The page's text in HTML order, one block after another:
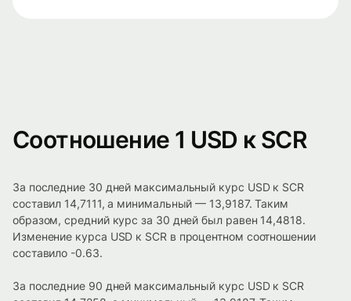
Соотношение 1 USD к SCR
За последние 30 дней максимальный курс USD к SCR
составил 14,7111, а минимальный — 13,9187. Таким
образом, средний курс за 30 дней был равен 14,4818.
Изменение курса USD к SCR в процентном соотношении
составило -0.63.
За последние 90 дней максимальный курс USD к SCR